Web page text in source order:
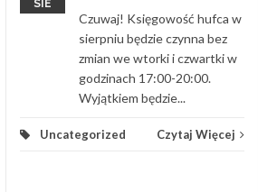
SIE
Czuwaj! Księgowość hufca w
sierpniu będzie czynna bez
zmian we wtorki i czwartki w
godzinach 17:00-20:00.
Wyjątkiem będzie...
Uncategorized Czytaj Więcej